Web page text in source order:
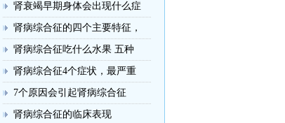
肾衰竭早期身体会出现什么症
肾病综合征的四个主要特征，
肾病综合征吃什么水果 五种
肾病综合征4个症状，最严重
7个原因会引起肾病综合征
肾病综合征的临床表现